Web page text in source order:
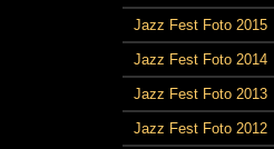
Jazz Fest Foto 2015
Jazz Fest Foto 2014
Jazz Fest Foto 2013
Jazz Fest Foto 2012